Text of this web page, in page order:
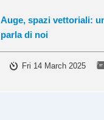
Auge, spazi vettoriali:
parla di noi
Fri 14 March 2025